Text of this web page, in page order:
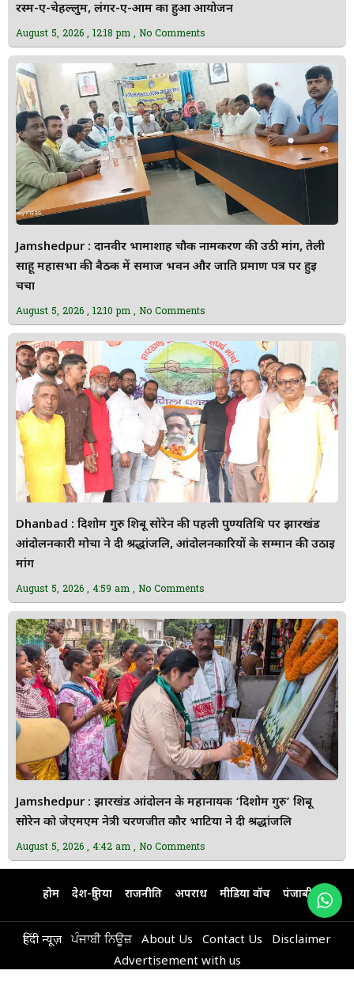
रस्म-ए-चेहल्लुम, लंगर-ए-आम का हुआ आयोजन
August 5, 2026 12:18 pm No Comments
Jamshedpur : दानवीर भामाशाह चौक नामकरण की उठी मांग, तेली
साहू महासभा की बैठक में समाज भवन और जाति प्रमाण पत्र पर हुई
चर्चा
August 5, 2026 12:10 pm No Comments
Dhanbad : दिशोम गुरु शिबू सोरेन की पहली पुण्यतिथि पर झारखंड
आंदोलनकारी मोर्चा ने दी श्रद्धांजलि, आंदोलनकारियों के सम्मान की उठाई
मांग
August 5, 2026 4:59 am No Comments
Jamshedpur : झारखंड आंदोलन के महानायक ‘दिशोम गुरु’ शिबू
सोरेन को जेएमएम नेत्री चरणजीत कौर भाटिया ने दी श्रद्धांजलि
August 5, 2026 4:42 am No Comments
होम देश-दुनिया राजनीति अपराध मीडिया वॉच पंजाबी
हिंदी न्यूज़ ਪੰਜਾਬੀ ਨਿਊਜ਼ About Us Contact Us
Disclaimer
Advertisement with us